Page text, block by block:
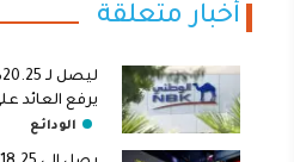
أخبار متعلقة
يرفع العائد
الودائع